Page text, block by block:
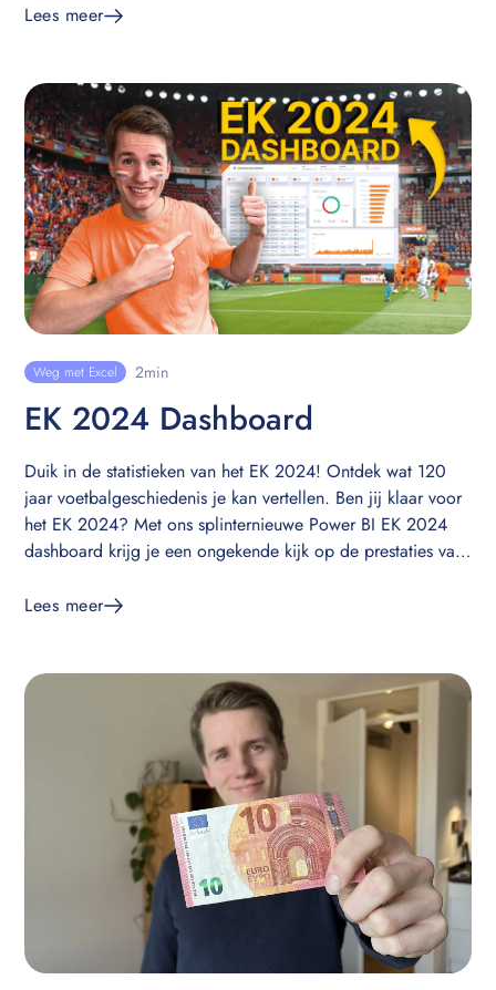
in Power BI naar een hoger niveau te tillen en zo je
Lees meer
Weg met Excel 2min
EK 2024 Dashboard
Duik in de statistieken van het EK 2024! Ontdek wat 120
jaar voetbalgeschiedenis je kan vertellen. Ben jij klaar voor
het EK 2024? Met ons splinternieuwe Power BI EK 2024
dashboard krijg je een ongekende kijk op de prestaties van
Lees meer